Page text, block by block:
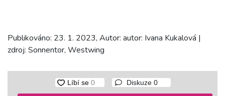
Publikováno: 23. 1. 2023, Autor: autor: Ivana Kukalová |
zdroj: Sonnentor, Westwing
Diskuze 0